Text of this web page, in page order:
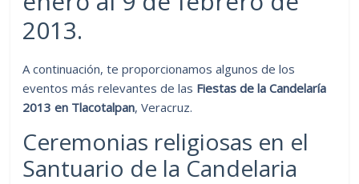
2013.
A continuación, te proporcionamos algunos de los
eventos más relevantes de las Fiestas de la Candelaría
2013 en Tlacotalpan, Veracruz.
Ceremonias religiosas en el
Santuario de la Candelaria